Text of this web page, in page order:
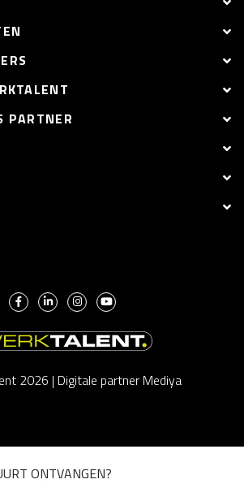
PARTNER
2026 | Digitale partner Mediya
ONTVANGEN?